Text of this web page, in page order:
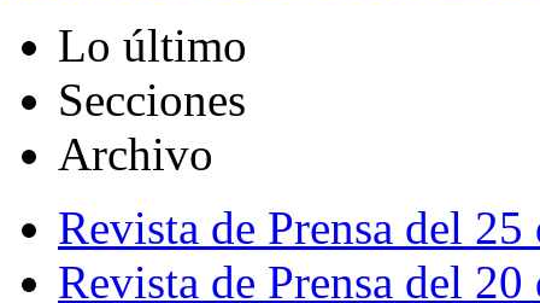
Lo último
Secciones
Archivo
Revista de Prensa del
Revista de Prensa del